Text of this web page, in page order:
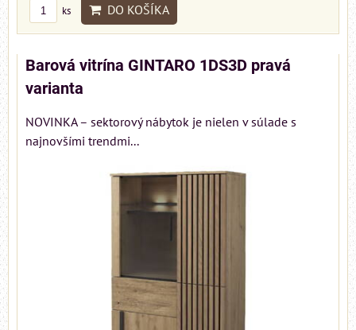
ks DO KOŠÍKA
Barová vitrína GINTARO 1DS3D pravá
varianta
NOVINKA – sektorový nábytok je nielen v súlade s
najnovšími trendmi...